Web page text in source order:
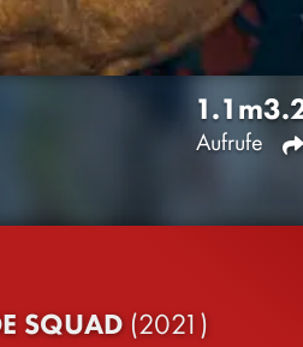
1.1m
Aufrufe
SQUAD(2021)